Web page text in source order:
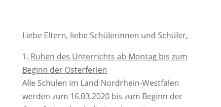
Liebe Eltern, liebe Schülerinnen und Schüler,
1. Ruhen des Unterrichts ab Montag bis zum
Beginn der Osterferien
Alle Schulen im Land Nordrhein-Westfalen
werden zum 16.03.2020 bis zum Beginn der